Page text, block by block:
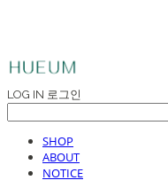
LOG IN 로그인
SHOP
ABOUT
NOTICE